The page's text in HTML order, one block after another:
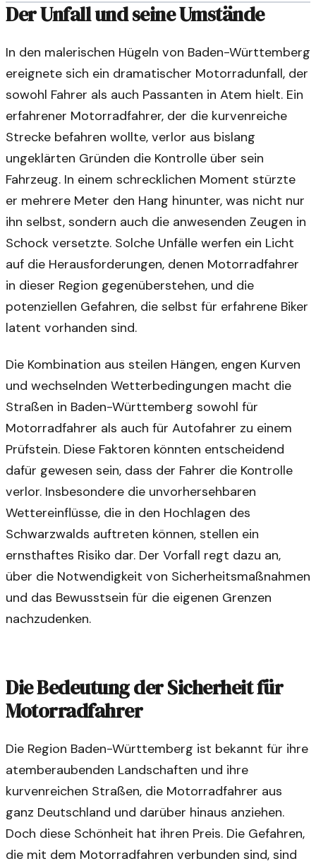
Der Unfall und seine Umstände
In den malerischen Hügeln von Baden-Württemberg
ereignete sich ein dramatischer Motorradunfall, der
sowohl Fahrer als auch Passanten in Atem hielt. Ein
erfahrener Motorradfahrer, der die kurvenreiche
Strecke befahren wollte, verlor aus bislang
ungeklärten Gründen die Kontrolle über sein
Fahrzeug. In einem schrecklichen Moment stürzte
er mehrere Meter den Hang hinunter, was nicht nur
ihn selbst, sondern auch die anwesenden Zeugen in
Schock versetzte. Solche Unfälle werfen ein Licht
auf die Herausforderungen, denen Motorradfahrer
in dieser Region gegenüberstehen, und die
potenziellen Gefahren, die selbst für erfahrene Biker
latent vorhanden sind.
Die Kombination aus steilen Hängen, engen Kurven
und wechselnden Wetterbedingungen macht die
Straßen in Baden-Württemberg sowohl für
Motorradfahrer als auch für Autofahrer zu einem
Prüfstein. Diese Faktoren könnten entscheidend
dafür gewesen sein, dass der Fahrer die Kontrolle
verlor. Insbesondere die unvorhersehbaren
Wettereinflüsse, die in den Hochlagen des
Schwarzwalds auftreten können, stellen ein
ernsthaftes Risiko dar. Der Vorfall regt dazu an,
über die Notwendigkeit von Sicherheitsmaßnahmen
und das Bewusstsein für die eigenen Grenzen
nachzudenken.
Die Bedeutung der Sicherheit für
Motorradfahrer
Die Region Baden-Württemberg ist bekannt für ihre
atemberaubenden Landschaften und ihre
kurvenreichen Straßen, die Motorradfahrer aus
ganz Deutschland und darüber hinaus anziehen.
Doch diese Schönheit hat ihren Preis. Die Gefahren,
die mit dem Motorradfahren verbunden sind, sind